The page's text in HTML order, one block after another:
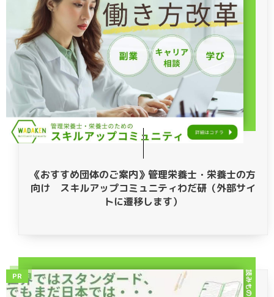
《おすすめ団体のご案内》管理栄養士・栄養士の方
向け スキルアップコミュニティわだ研（外部サイ
トに遷移します）
読みもの
PR